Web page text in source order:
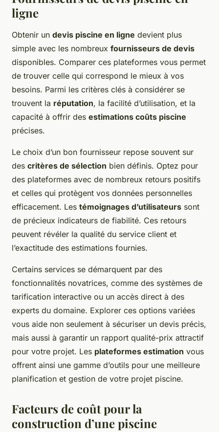
ligne
Obtenir un devis piscine en ligne devient plus
simple avec les nombreux fournisseurs de devis
disponibles. Comparer ces plateformes vous permet
de trouver celle qui correspond le mieux à vos
besoins. Parmi les critères clés à considérer se
trouvent la réputation, la facilité d’utilisation, et la
capacité à offrir des estimations coûts piscine
précises.
Le choix d’un bon fournisseur repose souvent sur
des critères de sélection bien définis. Optez pour
des plateformes avec de nombreux retours positifs
et celles qui protègent vos données personnelles
efficacement. Les témoignages d’utilisateurs sont
de précieux indicateurs de fiabilité. Ces retours
peuvent révéler la qualité du service client et
l’exactitude des estimations fournies.
Certains services se démarquent par des
fonctionnalités novatrices, comme des systèmes de
tarification interactive ou un accès direct à des
experts du domaine. Explorer ces options variées
vous aide non seulement à sécuriser un devis précis,
mais aussi à garantir un rapport qualité-prix attractif
pour votre projet. Les plateformes estimation vous
offrent ainsi une gamme d’outils pour une meilleure
planification et gestion de votre projet piscine.
Facteurs de coût pour la
construction d’une piscine